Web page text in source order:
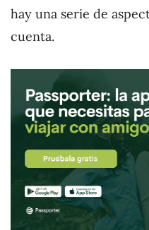
hay una serie de
cuenta.